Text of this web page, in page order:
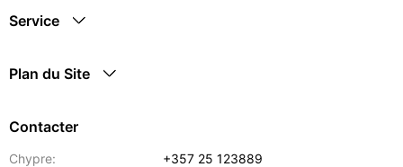
Service
Plan du Site
Contacter
Chypre:
+357 25 123889